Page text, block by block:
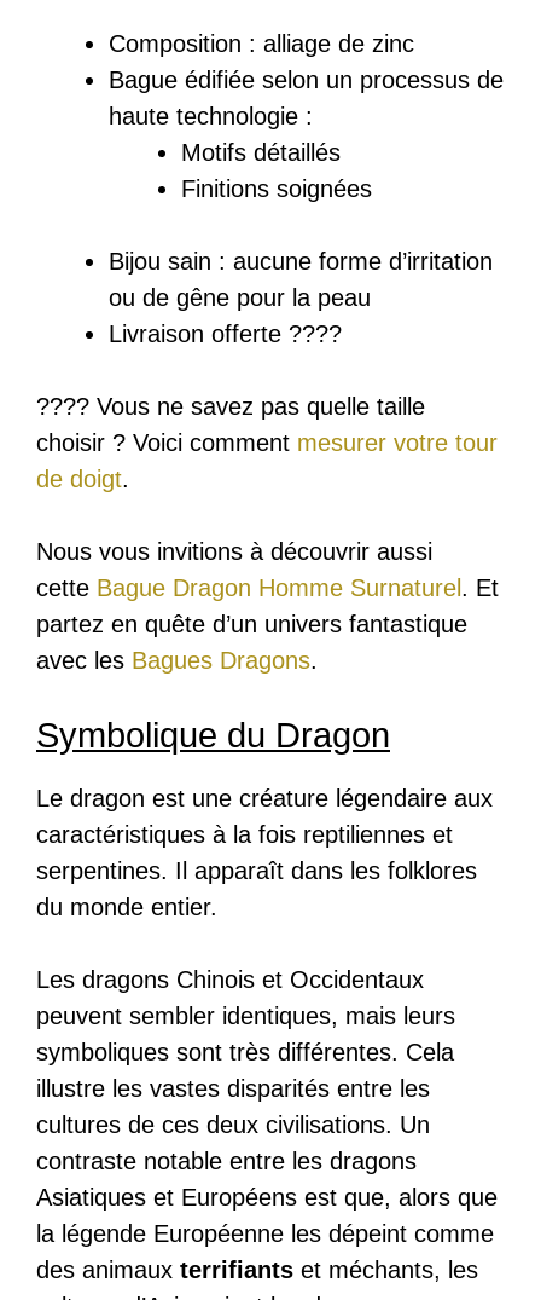
Composition : a lliage de zinc
Bague édifiée selon un processus de
haute technologie :
Motifs détaillés
Finitions soignées
Bijou sain : aucune forme d’irritation
ou de gêne pour la peau
Livraison offerte ????
???? Vous ne savez pas quelle taille
choisir ? Voici comment mesurer votre tour
de doigt.
Nous vous invitions à découvrir aussi
cette Bague Dragon Homme Surnaturel . Et
partez en quête d’un univers fantastique
avec les Bagues Dragons.
Symbolique du Dragon
Le dragon est une créature légendaire aux
caractéristiques à la fois reptiliennes et
serpentines. Il apparaît dans les folklores
du monde entier.
Les dragons Chinois et Occidentaux
peuvent sembler identiques, mais leurs
symboliques sont très différentes. Cela
illustre les vastes disparités entre les
cultures de ces deux civilisations. Un
contraste notable entre les dragons
Asiatiques et Européens est que, alors que
la légende Européenne les dépeint comme
des animaux terrifiants et méchants, les